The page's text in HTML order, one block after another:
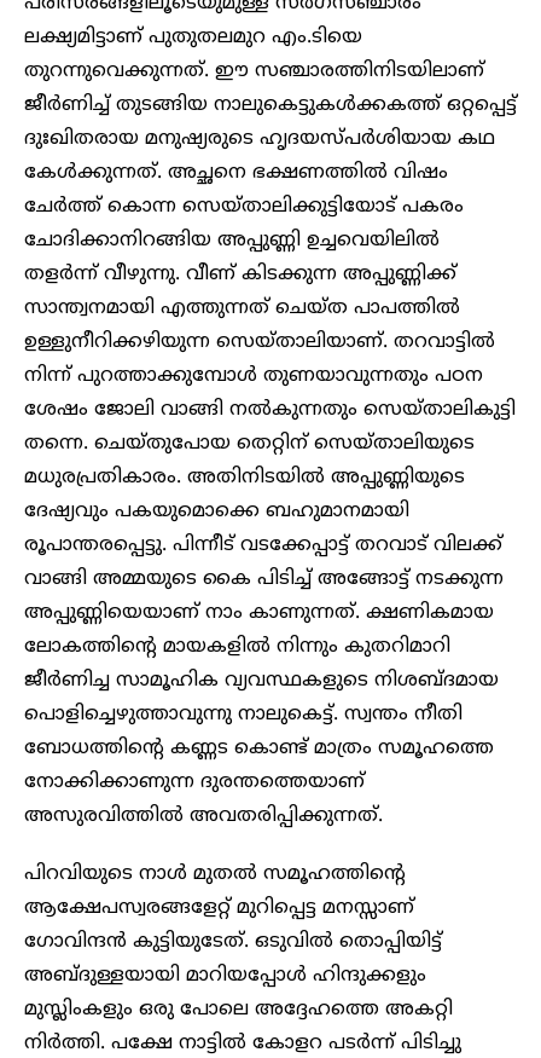
ലക്ഷ്യമിട്ടാണ് പുതുതലമുറ എം.ടിയെ
തുറന്നുവെക്കുന്നത്. ഈ സഞ്ചാരത്തിനിടയിലാണ്
ജീർണിച്ച് തുടങ്ങിയ നാലുകെട്ടുകൾക്കകത്ത് ഒറ്റപ്പെട്ട്
ദുഃഖിതരായ മനുഷ്യരുടെ ഹൃദയസ്പർശിയായ കഥ
കേൾക്കുന്നത്. അച്ഛനെ ഭക്ഷണത്തിൽ വിഷം
ചേർത്ത് കൊന്ന സെയ്താലിക്കുട്ടിയോട് പകരം
ചോദിക്കാനിറങ്ങിയ അപ്പുണ്ണി ഉച്ചവെയിലിൽ
തളർന്ന് വീഴുന്നു. വീണ് കിടക്കുന്ന അപ്പുണ്ണിക്ക്‌
സാന്ത്വനമായി എത്തുന്നത് ചെയ്ത പാപത്തിൽ
ഉള്ളുനീറിക്കഴിയുന്ന സെയ്താലിയാണ്. തറവാട്ടിൽ
നിന്ന് പുറത്താക്കുമ്പോൾ തുണയാവുന്നതും പഠന
ശേഷം ജോലി വാങ്ങി നൽകുന്നതും സെയ്‌താലികുട്ടി
തന്നെ. ചെയ്തുപോയ തെറ്റിന് സെയ്താലിയുടെ
മധുരപ്രതികാരം. അതിനിടയിൽ അപ്പുണ്ണിയുടെ
ദേഷ്യവും പകയുമൊക്കെ ബഹുമാനമായി
രൂപാന്തരപ്പെട്ടു. പിന്നീട് വടക്കേപ്പാട്ട് തറവാട് വിലക്ക്
വാങ്ങി അമ്മയുടെ കൈ പിടിച്ച് അങ്ങോട്ട് നടക്കുന്ന
അപ്പുണ്ണിയെയാണ് നാം കാണുന്നത്. ക്ഷണികമായ
ലോകത്തിന്റെ മായകളിൽ നിന്നും കുതറിമാറി
ജീർണിച്ച സാമൂഹിക വ്യവസ്ഥകളുടെ നിശബ്ദമായ
പൊളിച്ചെഴുത്താവുന്നു നാലുകെട്ട്. സ്വന്തം നീതി
ബോധത്തിന്റെ കണ്ണട കൊണ്ട് മാത്രം സമൂഹത്തെ
നോക്കിക്കാണുന്ന ദുരന്തത്തെയാണ്
അസുരവിത്തിൽ അവതരിപ്പിക്കുന്നത്.
പിറവിയുടെ നാൾ മുതൽ സമൂഹത്തിന്റെ
ആക്ഷേപസ്വരങ്ങളേറ്റ് മുറിപ്പെട്ട മനസ്സാണ്
ഗോവിന്ദൻ കുട്ടിയുടേത്. ഒടുവിൽ തൊപ്പിയിട്ട്
അബ്ദുള്ളയായി മാറിയപ്പോൾ ഹിന്ദുക്കളും
മുസ്ലിംകളും ഒരു പോലെ അദ്ദേഹത്തെ അകറ്റി
നിർത്തി. പക്ഷേ നാട്ടിൽ കോളറ പടർന്ന് പിടിച്ചു